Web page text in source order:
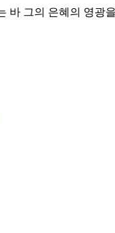
바 그의 은혜의 영광